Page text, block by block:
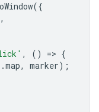
({
,
, () => {
.map, marker);